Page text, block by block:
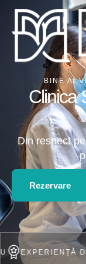
BINE AI
Clinica
Din respect
Rezervare
DE